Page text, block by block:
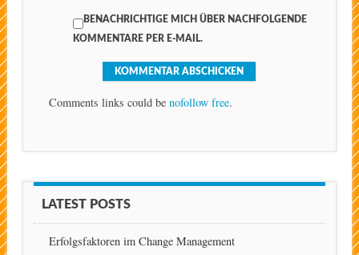
BENACHRICHTIGE MICH ÜBER NACHFOLGENDE
KOMMENTARE PER E-MAIL.
Comments links could be nofollow free.
LATEST POSTS
Erfolgsfaktoren im Change Management